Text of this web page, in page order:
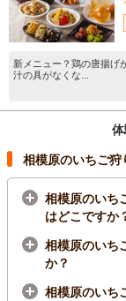
新メニュー？鶏の唐揚げ
汁の具がなくな...
相模原のいちご狩
相模原のいち
はどこですか
相模原のいち
か？
相模原のいち